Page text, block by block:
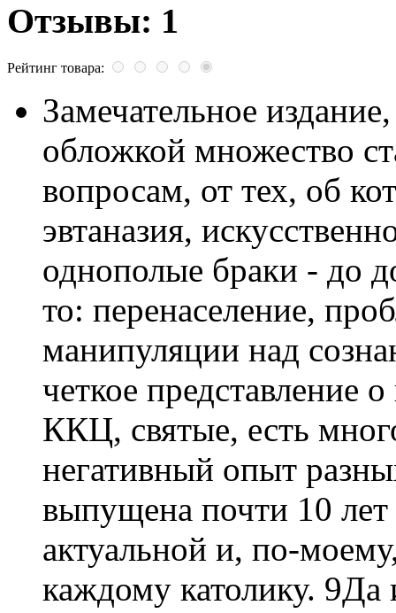
Отзывы: 1
Рейтинг товара:
Замечательное
обложкой множество
вопросам, от тех, об
эвтаназия,
однополые браки - до
то: перенаселение,
манипуляции над
четкое представление
ККЦ, святые, есть
негативный опыт
выпущена почти 10 лет
актуальной и, по-
каждому католику. 9Да